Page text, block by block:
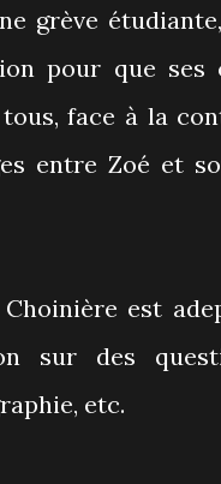
grève
pour que ses
face à la
entre Zoé et
est
sur des
etc.